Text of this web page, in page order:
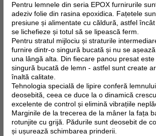
Pentru lemnele din seria EPOX furnirurile
adeziv folie din rasina epoxidica. Fațetele
presiune și alimentate cu căldură, astfel
se lichefieze și totul să se lipească ferm.
Pentru stratul mijlociu și straturile
furnire dintr-o singură bucată și nu se
una lângă alta. Din fiecare panou presat
singură bucată de lemn - astfel sunt create
înaltă calitate.
Tehnologia specială de lipire conferă
deosebită, ceea ce duce la o dinamică
excelente de control și elimină vibrațiile
Marginile de la trecerea de la mâner la fața
rotunjite cu grijă. Pădurile sunt deosebit de
și ușurează schimbarea prinderii.